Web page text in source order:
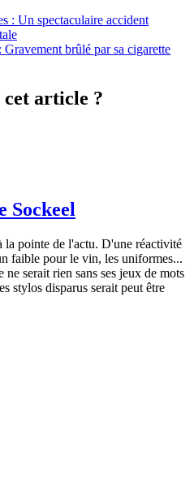
: Un spectaculaire accident
Gravement brûlé par sa cigarette
cet article ?
Sockeel
pointe de l'actu. D'une réactivité
faible pour le vin, les uniformes...
serait rien sans ses jeux de mots
stylos disparus serait peut être